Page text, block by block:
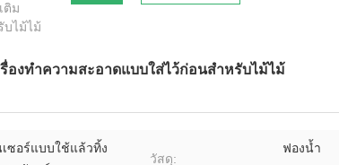
ติม
บไม้ไม้
องทําความสะอาดแบบใส่ไว้ก่อนสําหรับไม้ไม้
ซอร์แบบใช้แล้วทิ้ง
วัสดุ:
ฟองน้ำ